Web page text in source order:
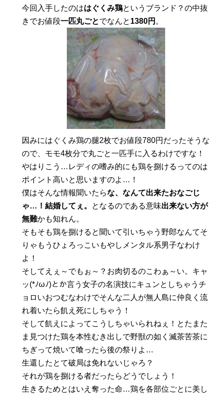
今回入手したのははぐくみ鶏というブランド？の中抜
きでお値段一匹丸ごとでなんと 1380円 。
因みにはぐくみ鶏の腿2枚でお値段780円だったそうな
ので、モモ4枚分で丸ごと一匹手に入るわけですな！
やはりこう…レディの嗜み的にも鶏を捌けるってのは
ポイント高いと思いますのよ…！
僕はそんな情報聞いたらな、なんて出来たおなごじ
ゃ…！結婚してぇ。
となるのである意味出来ない方が
無難かも知れん。
そもそも鶏を捌けると聞いて引いちゃう野郎なんてそ
りゃもうひょろっこいもやしメンタル系男子なわけ
よ！
そしてえぇ～でもぉ～？お肉切るのこわぁ～い。キャ
ッ(*ﾉωﾉ)とか言う女子の名演技にキュンとしちゃうチ
ョロいおつむなわけでそんな二人が無人島に仲良く流
れ着いたら飢え死にしちゃう！
そして飢えによってこうしちゃいられねぇ！とたまた
ま見つけた鶏を本性むき出しで野獣の如く滅茶苦茶に
ちぎって焼いて喰ったら後の祭りよ…
生還したとて破局は免れないじゃろ？
それが鶏を捌ける者だったらどうでしょう！
生きるためとはいえ奪った命…鶏を各部位ごとに美し